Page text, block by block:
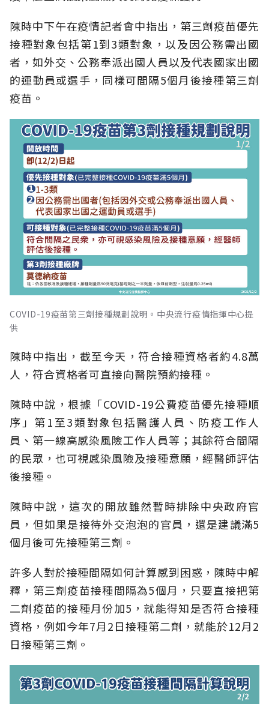
陳時中下午在疫情記者會中指出，第三劑疫苗優先
接種對象包括第1到3類對象，以及因公務需出國
者，如外交、公務奉派出國人員以及代表國家出國
的運動員或選手，同樣可間隔5個月後接種第三劑
疫苗。
COVID-19疫苗第三劑接種規劃說明。中央流行疫情指揮中心提
供
陳時中指出，截至今天，符合接種資格者約4.8萬
人，符合資格者可直接向醫院預約接種。
陳時中說，根據「COVID-19公費疫苗優先接種順
序」第1至3類對象包括醫護人員、防疫工作人
員、第一線高感染風險工作人員等；其餘符合間隔
的民眾，也可視感染風險及接種意願，經醫師評估
後接種。
陳時中說，這次的開放雖然暫時排除中央政府官
員，但如果是接待外交泡泡的官員，還是建議滿5
個月後可先接種第三劑。
許多人對於接種間隔如何計算感到困惑，陳時中解
釋，第三劑疫苗接種間隔為5個月，只要直接把第
二劑疫苗的接種月份加5，就能得知是否符合接種
資格，例如今年7月2日接種第二劑，就能於12月2
日接種第三劑。